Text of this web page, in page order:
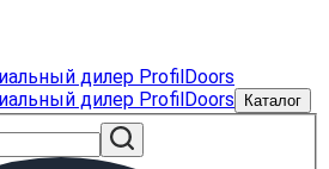
Каталог